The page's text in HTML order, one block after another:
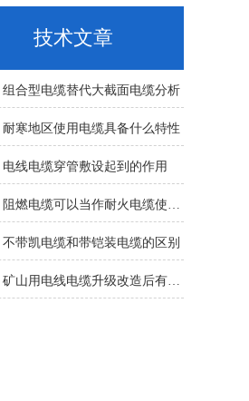
技术文章
组合型电缆替代大截面电缆分析
耐寒地区使用电缆具备什么特性
电线电缆穿管敷设起到的作用
阻燃电缆可以当作耐火电缆使用吗
不带凯电缆和带铠装电缆的区别
矿山用电线电缆升级改造后有哪些